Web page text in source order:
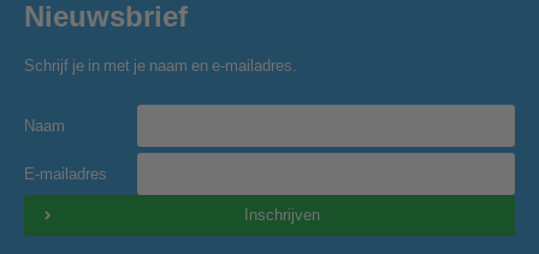
Nieuwsbrief
Schrijf je in met je naam en e-mailadres.
Naam
E-mailadres
Inschrijven